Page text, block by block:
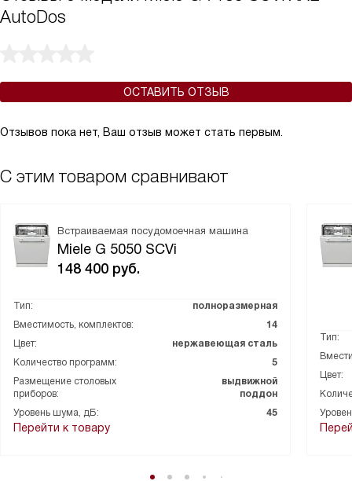
AutoDos
ОСТАВИТЬ ОТЗЫВ
Отзывов пока нет, Ваш отзыв может стать первым.
С этим товаром сравнивают
Встраиваемая посудомоечная машина
Miele G 5050 SCVi
148 400 руб.
Тип:
полноразмерная
Вместимость, комплектов:
14
Цвет:
нержавеющая сталь
Количество программ:
5
Размещение столовых
приборов:
выдвижной
поддон
Уровень шума, дБ:
45
Перейти к товару
Тип:
Цвет: